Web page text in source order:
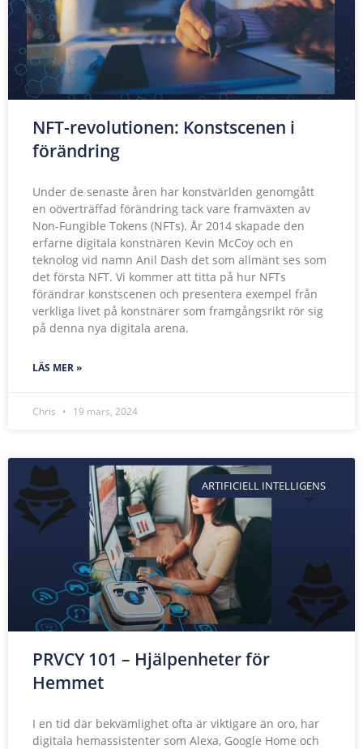
NFT-revolutionen: Konstscenen i
förändring
Under de senaste åren har konstvärlden genomgått
en oöverträffad förändring tack vare framväxten av
Non-Fungible Tokens (NFTs). År 2014 skapade den
erfarne digitala konstnären Kevin McCoy och en
teknolog vid namn Anil Dash det som allmänt ses som
det första NFT. Vi kommer att titta på hur NFTs
förändrar konstscenen och presentera exempel från
verkliga livet på konstnärer som framgångsrikt rör sig
på denna nya digitala arena.
LÄS MER »
Chris 19 mars, 2024
ARTIFICIELL INTELLIGENS
PRVCY 101 – Hjälpenheter för
Hemmet
I en tid där bekvämlighet ofta är viktigare än oro, har
digitala hemassistenter som Alexa, Google Home och